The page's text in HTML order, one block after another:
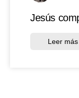
Jesús
Leer más